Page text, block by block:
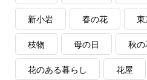
新小岩 春の花 東
枝物 母の日 秋の
花のある暮らし 花屋